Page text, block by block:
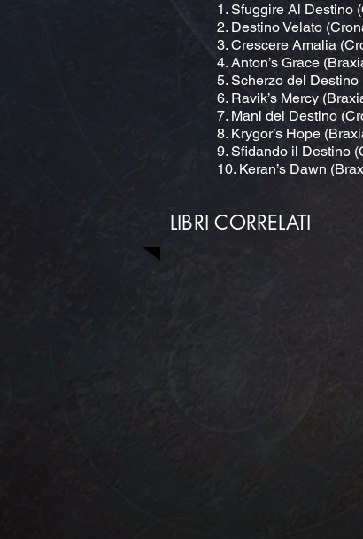
1. Sfuggire Al Destino
2. Destino Velato
3. Crescere Amalia
4. Anton’s Grace
5. Scherzo del
6. Ravik’s Mercy
7. Mani del Destino
8. Krygor’s Hope
9. Sfidando il Destino
10. Keran’s Dawn
LIBRI CORRELATI